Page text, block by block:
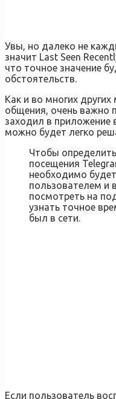
Увы, но далеко не
значит Last Seen
что точное значение
обстоятельств.
Как и во многих
общения, очень важно
заходил в приложение
можно будет легко
Чтобы
посещения
необходимо
пользователем и
посмотреть на
узнать точное
был в сети.
Если пользователь